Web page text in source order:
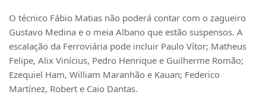
O técnico Fábio Matias não poderá contar com o zagueiro
Gustavo Medina e o meia Albano que estão suspensos. A
escalação da Ferroviária pode incluir Paulo Vítor; Matheus
Felipe, Alix Vinícius, Pedro Henrique e Guilherme Romão;
Ezequiel Ham, William Maranhão e Kauan; Federico
Martínez, Robert e Caio Dantas.